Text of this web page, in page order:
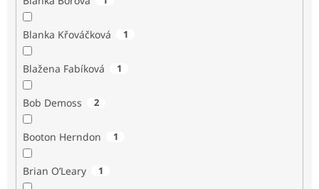
Blanka Křováčková 1
Blažena Fabíková 1
Bob Demoss 2
Booton Herndon 1
Brian O’Leary 1